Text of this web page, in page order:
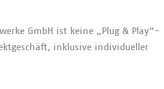
GmbH ist keine „Plug & Play“-
inklusive individueller